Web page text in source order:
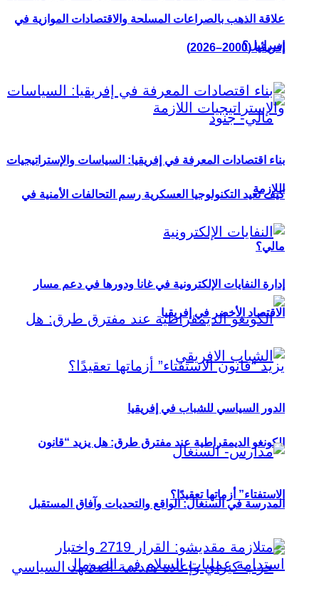
إسرائيل؟
كيف تعيد التكنولوجيا العسكرية رسم التحالفات الأمنية في
مالي؟
الكونغو الديمقراطية عند مفترق طرق: هل يزيد “قانون
الاستفتاء” أزماتها تعقيدًا؟
علاقة الذهب بالصراعات المسلحة والاقتصادات الموازية في
إفريقيا (2000–2026)
بناء اقتصادات المعرفة في إفريقيا: السياسات والإستراتيجيات
اللازمة
إدارة النفايات الإلكترونية في غانا ودورها في دعم مسار
الاقتصاد الأخضر في إفريقيا
الدور السياسي للشباب في إفريقيا
المدرسة في السنغال: الواقع والتحديات وآفاق المستقبل